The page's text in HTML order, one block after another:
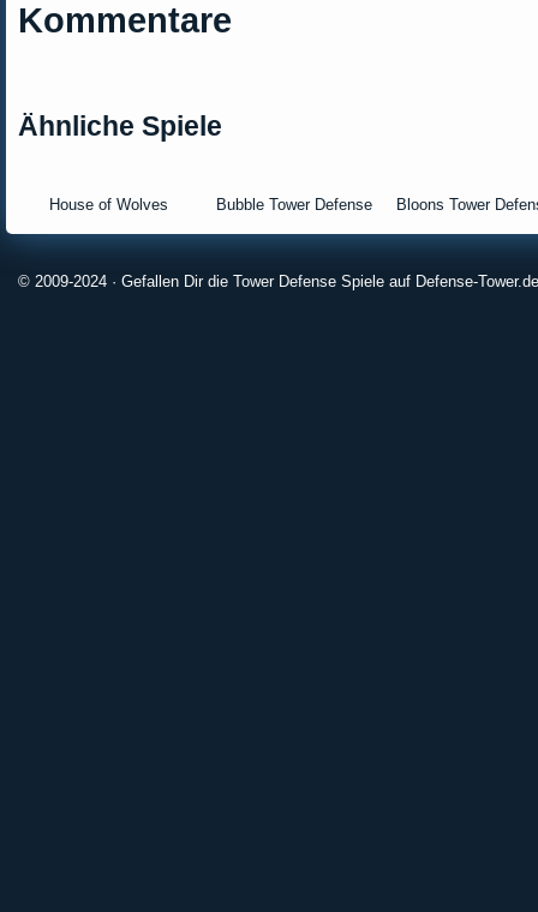
Kommentare
Ähnliche Spiele
House of Wolves Bubble Tower Defense Bloons Tower
© 2009-2024 · Gefallen Dir die Tower Defense Spiele auf Defense-